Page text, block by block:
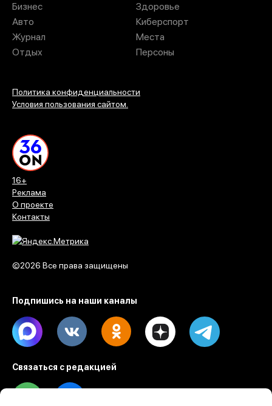
16+
Реклама
О проекте
Контакты
©2026 Все права защищены
Бизнес
Авто
Журнал
Отдых
Здоровье
Киберспорт
Места
Персоны
Политика конфиденциальности
Условия пользования сайтом.
Подпишись на наши каналы
Max Dzen
Связаться с редакцией
Tel Email